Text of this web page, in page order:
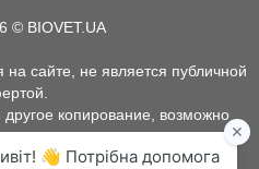
© BIOVET.UA
сайте, не является публичной
копирование, возможно
администрации BIOVET.UA.